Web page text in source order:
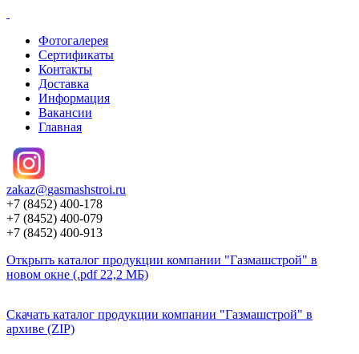
Фотогалерея
Сертификаты
Контакты
Доставка
Информация
Вакансии
Главная
zakaz@gasmashstroi.ru
+7 (8452) 400-178
+7 (8452) 400-079
+7 (8452) 400-913
Открыть каталог продукции компании "Газмашстрой" в
новом окне (.pdf 22,2 МБ)
Скачать каталог продукции компании "Газмашстрой" в
архиве (ZIP)